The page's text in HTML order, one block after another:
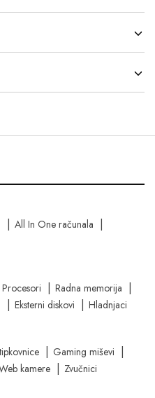
All In One računala
Procesori
Radna memorija
Eksterni diskovi
Hladnjaci
Gaming miševi
kamere
Zvučnici